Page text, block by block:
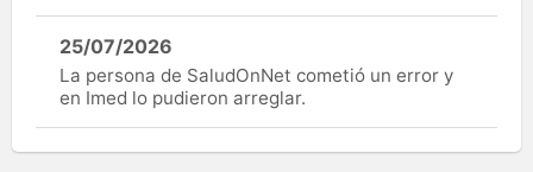
25/07/2026
La persona de SaludOnNet cometió un error y
en Imed lo pudieron arreglar.